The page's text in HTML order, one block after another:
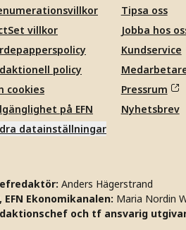
villkor
policy
cookies
på EFN
datainställningar
Tipsa oss
Jobba hos
Kundservice
Pressrum
Nyhetsbrev
Anders Hägerstrand
EFN Ekonomikanalen: Maria Nordin
och tf ansvarig